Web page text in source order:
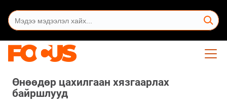
Өнөөдөр цахилгаан хязгаарлах
байршлууд